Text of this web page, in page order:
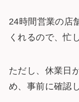
24時間営業の店
くれるので、忙
ただし、休業日
め、事前に確認